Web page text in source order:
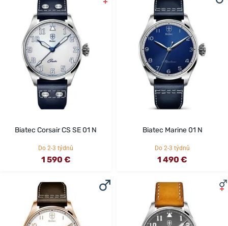
Biatec Corsair CS SE 01 N
Do 2-3 týdnů
1 590 €
Biatec Marine 01 N
Do 2-3 týdnů
1 490 €